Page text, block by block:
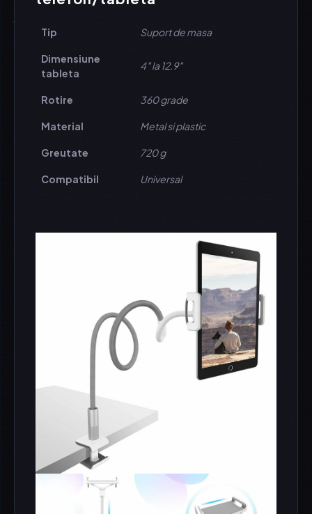
Tip Suport de masa
Dimensiune
tableta
4″ la 12.9″
Rotire 360 grade
Material Metal si plastic
Greutate 720 g
Compatibil Universal